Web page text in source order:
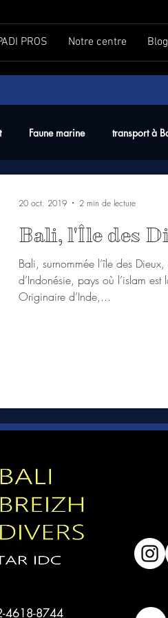
PROS Notre centre
Faune marine transport à
Bali, l'Île des
Bali, surnommée l’île des
d’Indonésie, pays où l’islam
Originaire d’Inde,...
20 oct. 2019 2 min de lecture
4618-8744